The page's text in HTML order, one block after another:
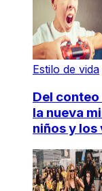
Estilo de vida
Del
la nueva
niños y